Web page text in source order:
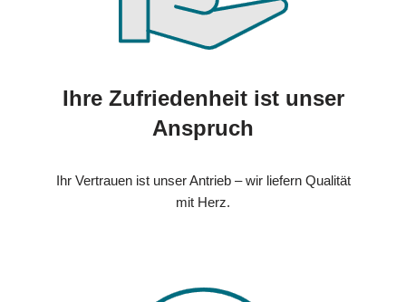
Ihre Zufriedenheit ist unser
Anspruch
Ihr Vertrauen ist unser Antrieb – wir liefern Qualität
mit Herz.